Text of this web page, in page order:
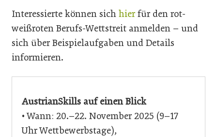
Interessierte können sich hierfür den rot-
weißroten Berufs-Wettstreit anmelden – und
sich über Beispielaufgaben und Details
informieren.
AustrianSkills auf einen Blick
• Wann: 20.–22. November 2025 (9–17
Uhr Wettbewerbstage),